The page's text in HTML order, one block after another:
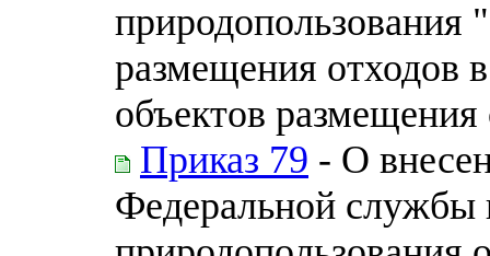
природопользования
размещения отходов
объектов размещения
Приказ 79 - О
Федеральной службы